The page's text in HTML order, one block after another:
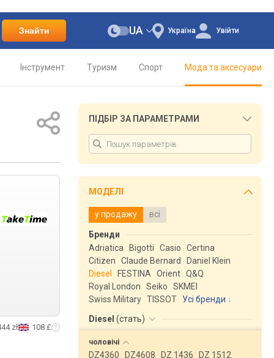
Знайти Україна
UA Увійти
Інструмент Туризм Спорт Мода та аксесуари
zł 108 £
ПІДБІР ЗА ПАРАМЕТРАМИ
МОДЕЛІ
у продажу всі
Бренди
Adriatica
Bigotti Casio
Certina
Citizen
Claude Bernard
Daniel Klein
Diesel
FESTINA Orient Q&Q
Royal London
Seiko
SKMEI
Swiss Military TISSOT
Усі бренди
Diesel (стать)
чоловічі
DZ4360 DZ4608 DZ 1436
DZ 1512